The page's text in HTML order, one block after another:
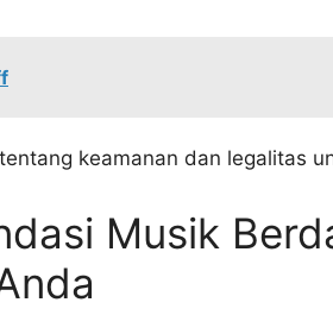
keamanan dan legalitas
Musik